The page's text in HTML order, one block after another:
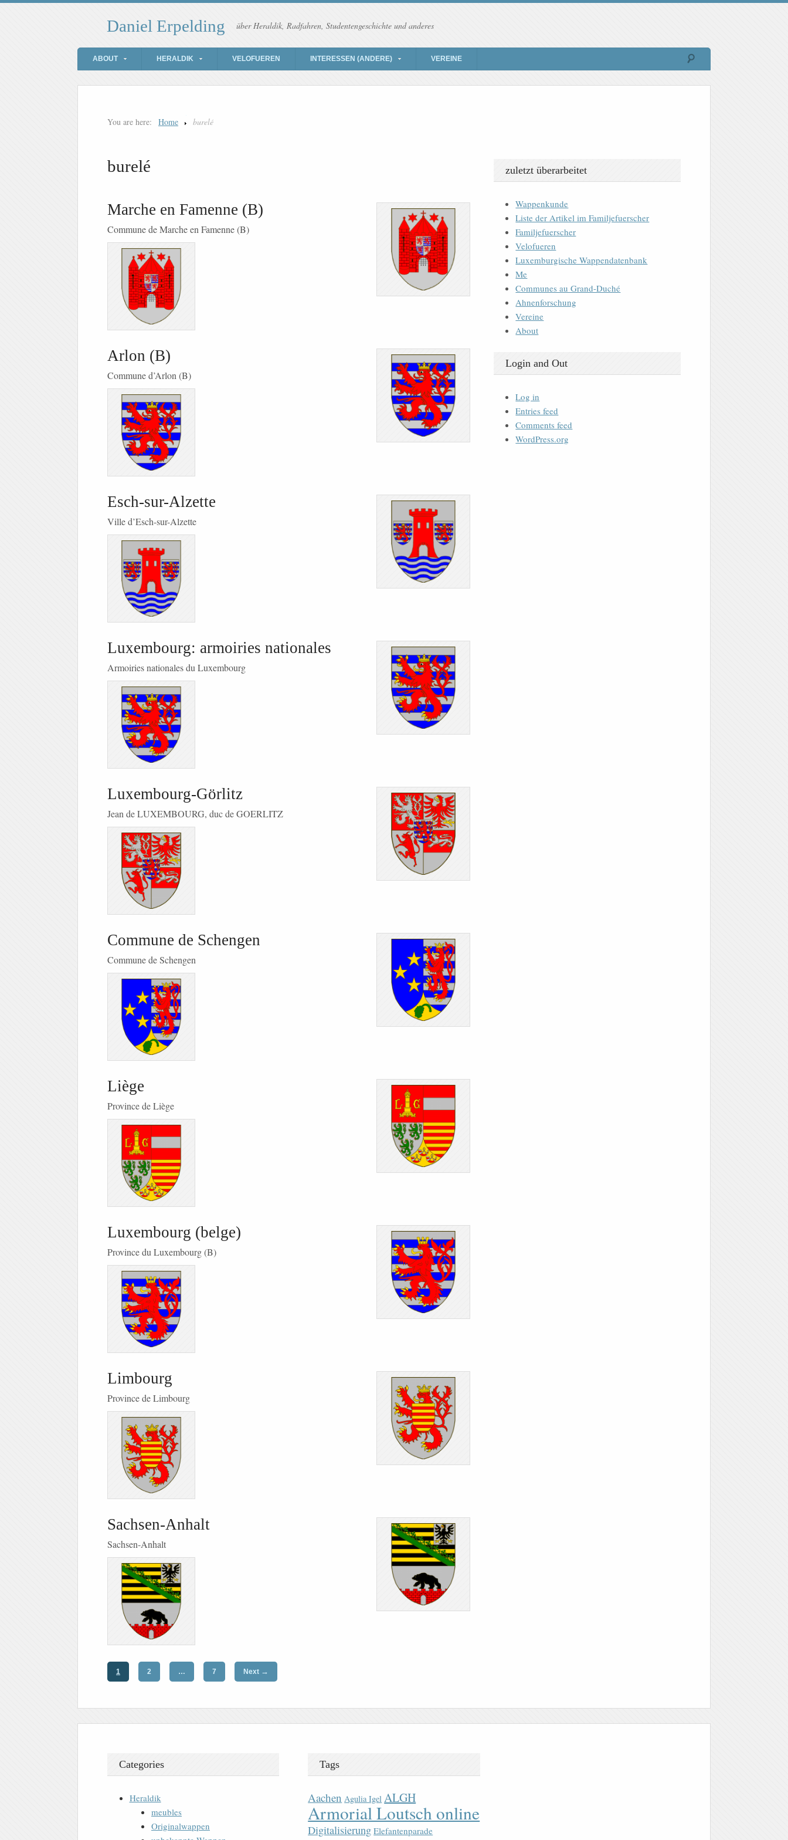
Daniel Erpelding über Heraldik, Radfahren, Studentengeschichte und anderes
ABOUT HERALDIK VELOFUEREN INTERESSEN (ANDERE) VEREINE
You are here: Home burelé
burelé
Marche en Famenne (B)
Commune de Marche en Famenne (B)
Arlon (B)
Commune d’Arlon (B)
Esch-sur-Alzette
Ville d’Esch-sur-Alzette
Luxembourg: armoiries nationales
Armoiries nationales du Luxembourg
Luxembourg-Görlitz
Jean de LUXEMBOURG, duc de GOERLITZ
Commune de Schengen
Commune de Schengen
Liège
Province de Liège
Luxembourg (belge)
Province du Luxembourg (B)
Limbourg
Province de Limbourg
Sachsen-Anhalt
Sachsen-Anhalt
1 2 … 7 Next →
zuletzt überarbeitet
Wappenkunde
Liste der Artikel im Familjefuerscher
Familjefuerscher
Velofueren
Luxemburgische Wappendatenbank
Me
Communes au Grand-Duché
Ahnenforschung
Vereine
About
Login and Out
Log in
Entries feed
Comments feed
WordPress.org
Categories
Heraldik
meubles
Originalwappen
Tags
Aachen Agulia Igel ALGH
Armorial Loutsch online
Digitalisierung Elefantenparade